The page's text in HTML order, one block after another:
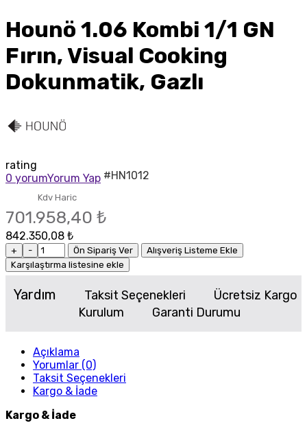
Hounö 1.06 Kombi 1/1 GN
Fırın, Visual Cooking
Dokunmatik, Gazlı
rating
0 yorumYorum Yap #HN1012
Kdv Haric
701.958,40 ₺
842.350,08 ₺
+ - Ön Sipariş Ver
Alışveriş Listeme Ekle
Karşılaştırma listesine ekle
Yardım Taksit Seçenekleri
Ücretsiz Kargo
Kurulum
Garanti Durumu
Açıklama
Yorumlar (0)
Taksit Seçenekleri
Kargo & İade
Kargo & İade